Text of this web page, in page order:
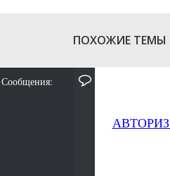
ПОХОЖИЕ ТЕМЫ
Сообщения: